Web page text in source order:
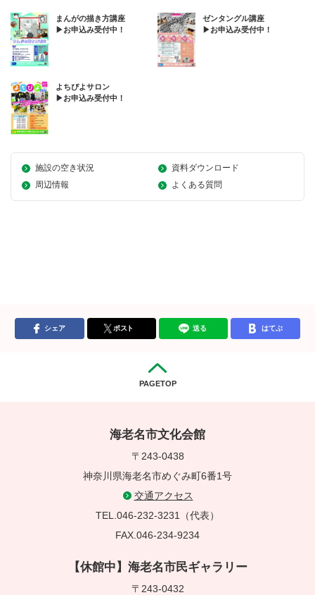
まんがの描き方講座
▶お申込み受付中！
ゼンタングル講座
▶お申込み受付中！
よちぴよサロン
▶お申込み受付中！
施設の空き状況
資料ダウンロード
周辺情報
よくある質問
シェア ポスト 送る はてぶ
PAGETOP
海老名市文化会館
〒243-0438
神奈川県海老名市めぐみ町6番1号
交通アクセス
TEL.046-232-3231（代表）
FAX.046-234-9234
【休館中】海老名市民ギャラリー
〒243-0432